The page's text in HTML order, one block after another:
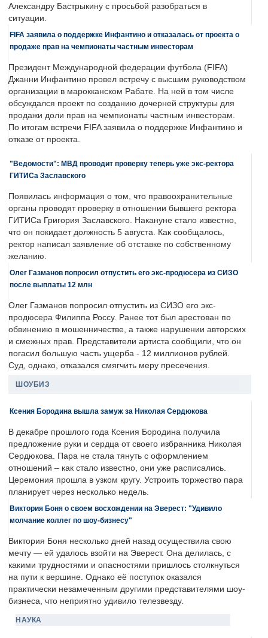
Александру Бастрыкину с просьбой разобраться в
ситуации.
FIFA заявила о поддержке Инфантино и отказалась от проекта о
продаже прав на чемпионаты частным инвесторам
Президент Международной федерации футбола (FIFA)
Джанни Инфантино провел встречу с высшим руководством
организации в марокканском Рабате. На ней в том числе
обсуждался проект по созданию дочерней структуры для
продажи доли прав на чемпионаты частным инвесторам.
По итогам встречи FIFA заявила о поддержке Инфантино и
отказе от проекта.
"Ведомости": МВД проводит проверку теперь уже экс-ректора
ГИТИСа Заславского
Появилась информация о том, что правоохранительные
органы проводят проверку в отношении бывшего ректора
ГИТИСа Григория Заславского. Накануне стало известно,
что он покидает должность 5 августа. Как сообщалось,
ректор написал заявление об отставке по собственному
желанию.
Олег Газманов попросил отпустить его экс-продюсера из СИЗО
после выплаты 12 млн
Олег Газманов попросил отпустить из СИЗО его экс-
продюсера Филиппа Россу. Ранее тот был арестован по
обвинению в мошенничестве, а также нарушении авторских
и смежных прав. Представители артиста сообщили, что он
погасил большую часть ущерба - 12 миллионов рублей.
Суд, однако, отказался смягчить меру пресечения.
ШОУБИЗ
Ксения Бородина вышла замуж за Николая Сердюкова
В декабре прошлого года Ксения Бородина получила
предложение руки и сердца от своего избранника Николая
Сердюкова. Пара не стала тянуть с оформлением
отношений – как стало известно, они уже расписались.
Церемония прошла в узком кругу. Устроить торжество пара
планирует через несколько недель.
Виктория Боня о своем восхождении на Эверест: "Удивило
молчание коллег по шоу-бизнесу"
Виктория Боня несколько дней назад осуществила свою
мечту — ей удалось взойти на Эверест. Она делилась, с
какими трудностями и опасностями пришлось столкнуться
на пути к вершине. Однако её поступок оказался
практически незамеченным другими представителями шоу-
бизнеса, что неприятно удивило телезвезду.
НАУКА